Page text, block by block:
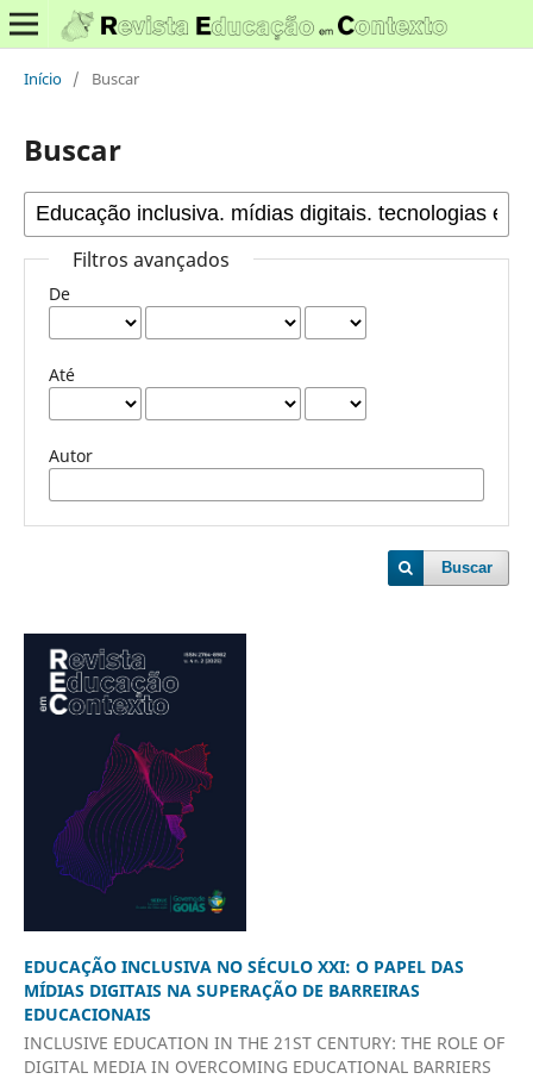
Início / Buscar
Buscar
Filtros avançados
De
Até
Autor
Buscar
EDUCAÇÃO INCLUSIVA NO SÉCULO XXI: O PAPEL DAS
MÍDIAS DIGITAIS NA SUPERAÇÃO DE BARREIRAS
EDUCACIONAIS
INCLUSIVE EDUCATION IN THE 21ST CENTURY: THE ROLE OF
DIGITAL MEDIA IN OVERCOMING EDUCATIONAL BARRIERS